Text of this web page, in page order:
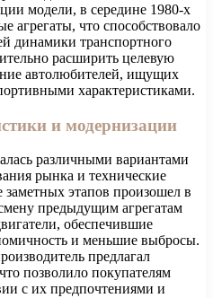
модели, в середине 1980-х
агрегаты, что способствовало
динамики транспортного
расширить целевую
автолюбителей, ищущих
характеристиками.
и модернизации
различными вариантами
рынка и технические
этапов произошел в
предыдущим агрегатам
обеспечившие
и меньшие выбросы.
предлагал
позволило покупателям
с их предпочтениями и